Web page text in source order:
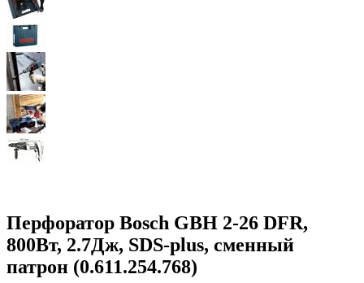
Перфоратор Bosch GBH 2-26 DFR,
800Вт, 2.7Дж, SDS-plus, сменный
патрон (0.611.254.768)